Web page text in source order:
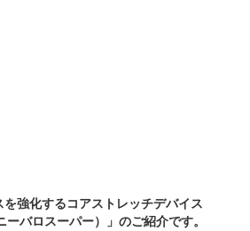
強化するコアストレッチデバイス
バロスーパー）」のご紹介です。